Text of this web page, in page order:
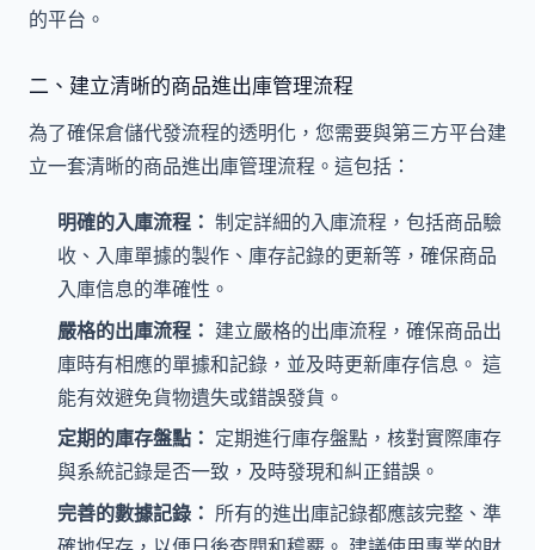
的平台。
二、建立清晰的商品進出庫管理流程
為了確保倉儲代發流程的透明化，您需要與第三方平台建
立一套清晰的商品進出庫管理流程。這包括：
明確的入庫流程： 制定詳細的入庫流程，包括商品驗
收、入庫單據的製作、庫存記錄的更新等，確保商品
入庫信息的準確性。
嚴格的出庫流程： 建立嚴格的出庫流程，確保商品出
庫時有相應的單據和記錄，並及時更新庫存信息。 這
能有效避免貨物遺失或錯誤發貨。
定期的庫存盤點： 定期進行庫存盤點，核對實際庫存
與系統記錄是否一致，及時發現和糾正錯誤。
完善的數據記錄： 所有的進出庫記錄都應該完整、準